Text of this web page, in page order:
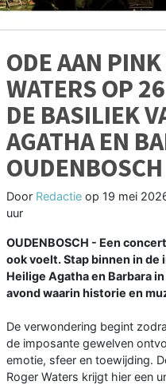
ODE AAN
WATERS OP
DE BASILIEK
AGATHA EN
OUDENBOSCH
Door Redactie op 19 mei
uur
OUDENBOSCH - Een
ook voelt. Stap binnen in de
Heilige Agatha en Barbara
avond waarin historie en
De verwondering begint
de imposante gewelven
emotie, sfeer en toewijding.
Roger Waters krijgt hier een